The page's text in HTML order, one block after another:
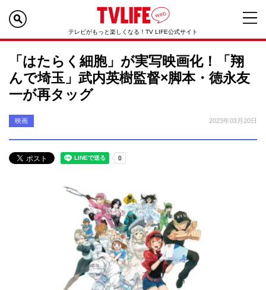
テレビがもっと楽しくなる！TV LIFE公式サイト
「はたらく細胞」が実写映画化！「翔
んで埼玉」武内英樹監督×脚本・徳永友
一が再タッグ
映画 2023年03月20日